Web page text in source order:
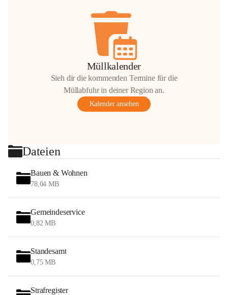
Müllkalender
Sieh dir die kommenden Termine für die
Müllabfuhr in deiner Region an.
Kalender ansehen
Dateien
Bauen & Wohnen
78,04 MB
Gemeindeservice
0,82 MB
Standesamt
0,75 MB
Strafregister